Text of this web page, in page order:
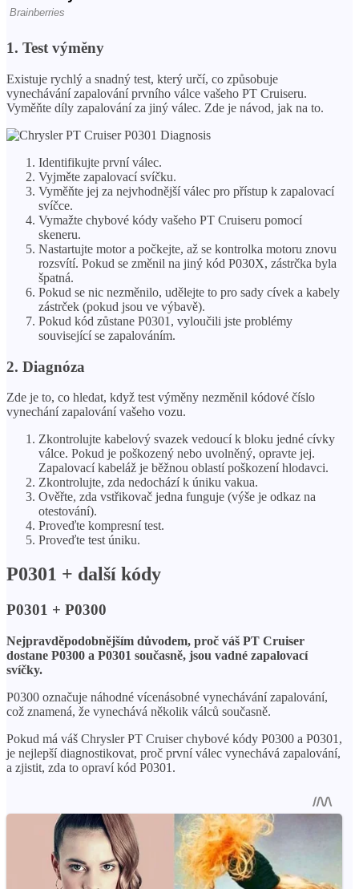
1. Test výměny
Existuje rychlý a snadný test, který určí, co způsobuje
vynechávání zapalování prvního válce vašeho PT Cruiseru.
Vyměňte díly zapalování za jiný válec. Zde je návod, jak na to.
Identifikujte první válec.
Vyjměte zapalovací svíčku.
Vyměňte jej za nejvhodnější válec pro přístup k zapalovací
svíčce.
Vymažte chybové kódy vašeho PT Cruiseru pomocí
skeneru.
Nastartujte motor a počkejte, až se kontrolka motoru znovu
rozsvítí. Pokud se změnil na jiný kód P030X, zástrčka byla
špatná.
Pokud se nic nezměnilo, udělejte to pro sady cívek a kabely
zástrček (pokud jsou ve výbavě).
Pokud kód zůstane P0301, vyloučili jste problémy
související se zapalováním.
2. Diagnóza
Zde je to, co hledat, když test výměny nezměnil kódové číslo
vynechání zapalování vašeho vozu.
Zkontrolujte kabelový svazek vedoucí k bloku jedné cívky
válce. Pokud je poškozený nebo uvolněný, opravte jej.
Zapalovací kabeláž je běžnou oblastí poškození hlodavci.
Zkontrolujte, zda nedochází k úniku vakua.
Ověřte, zda vstřikovač jedna funguje (výše je odkaz na
otestování).
Proveďte kompresní test.
Proveďte test úniku.
P0301 + další kódy
P0301 + P0300
Nejpravděpodobnějším důvodem, proč váš PT Cruiser
dostane P0300 a P0301 současně, jsou vadné zapalovací
svíčky.
P0300 označuje náhodné vícenásobné vynechávání zapalování,
což znamená, že vynechává několik válců současně.
Pokud má váš Chrysler PT Cruiser chybové kódy P0300 a P0301,
je nejlepší diagnostikovat, proč první válec vynechává zapalování,
a zjistit, zda to opraví kód P0301.